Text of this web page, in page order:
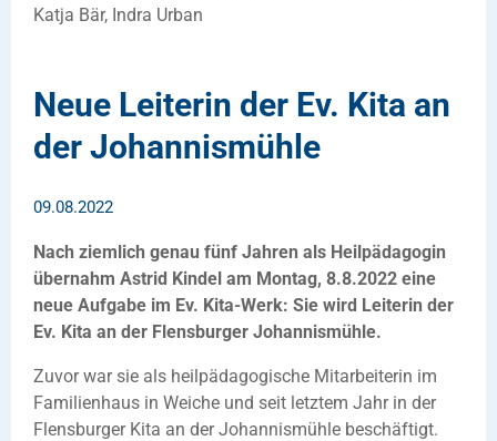
Katja Bär, Indra Urban
Neue Leiterin der Ev. Kita an
der Johannismühle
09.08.2022
Nach ziemlich genau fünf Jahren als Heilpädagogin
übernahm Astrid Kindel am Montag, 8.8.2022 eine
neue Aufgabe im Ev. Kita-Werk: Sie wird Leiterin der
Ev. Kita an der Flensburger Johannismühle.
Zuvor war sie als heilpädagogische Mitarbeiterin im
Familienhaus in Weiche und seit letztem Jahr in der
Flensburger Kita an der Johannismühle beschäftigt.